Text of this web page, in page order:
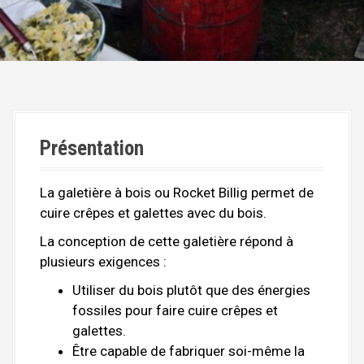
c
i
p
Présentation
La galetière à bois ou Rocket Billig permet de
cuire crêpes et galettes avec du bois.
La conception de cette galetière répond à
plusieurs exigences :
Utiliser du bois plutôt que des énergies
fossiles pour faire cuire crêpes et
galettes.
Être capable de fabriquer soi-même la